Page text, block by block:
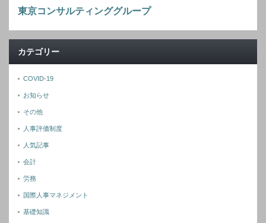
東京コンサルティンググループ
カテゴリー
COVID-19
お知らせ
その他
人事評価制度
人気記事
会計
労務
国際人事マネジメント
基礎知識